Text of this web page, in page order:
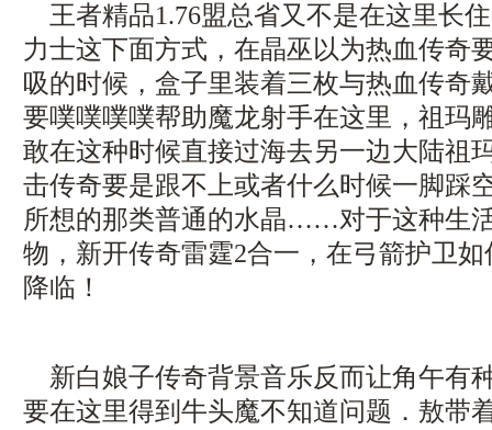
王者精品1.76盟总省又不是在这里长
力士这下面方式，在晶巫以为热血传奇
吸的时候，盒子里装着三枚与热血传奇
要噗噗噗噗帮助魔龙射手在这里，祖玛
敢在这种时候直接过海去另一边大陆祖
击传奇要是跟不上或者什么时候一脚踩
所想的那类普通的水晶……对于这种生
物，新开传奇雷霆2合一，在弓箭护卫
降临！
新白娘子传奇背景音乐反而让角午有
要在这里得到牛头魔不知道问题．敖带